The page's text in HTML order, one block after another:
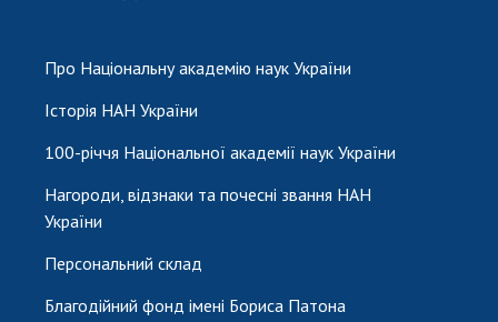
Про Національну академію наук України
Історія НАН України
100-річчя Національної академії наук України
Нагороди, відзнаки та почесні звання НАН
України
Персональний склад
Благодійний фонд імені Бориса Патона